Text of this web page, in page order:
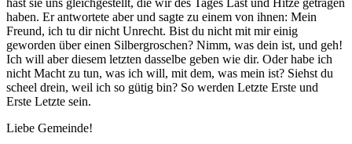
hast sie uns gleichgestellt, die wir des Tages Last und Hitze getragen
haben. Er antwortete aber und sagte zu einem von ihnen: Mein
Freund, ich tu dir nicht Unrecht. Bist du nicht mit mir einig
geworden über einen Silbergroschen? Nimm, was dein ist, und geh!
Ich will aber diesem letzten dasselbe geben wie dir. Oder habe ich
nicht Macht zu tun, was ich will, mit dem, was mein ist? Siehst du
scheel drein, weil ich so gütig bin? So werden Letzte Erste und
Erste Letzte sein.
Liebe Gemeinde!